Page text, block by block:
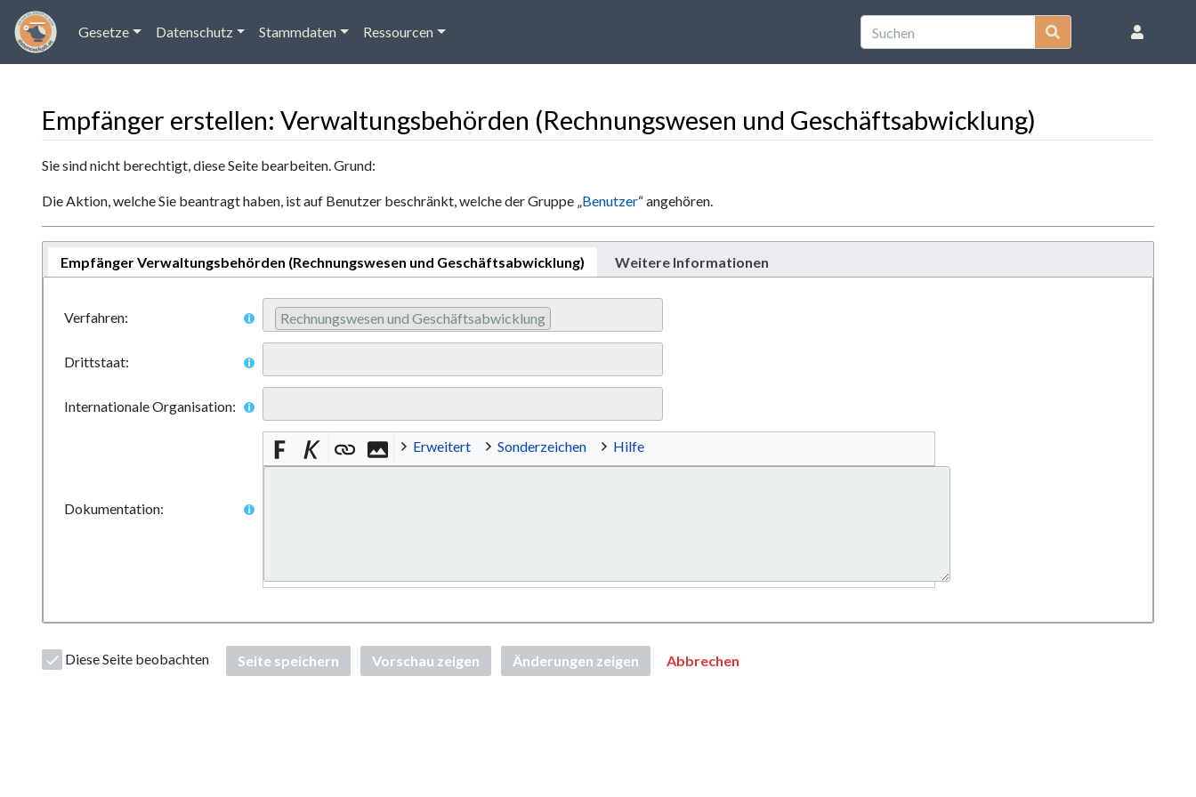
Gesetze Datenschutz Stammdaten Ressourcen
Empfänger erstellen: Verwaltungsbehörden (Rechnungswesen und Geschäftsabwicklung)
Wechseln zu: Navigation ,Suche
Sie sind nicht berechtigt, diese Seite bearbeiten. Grund:
Die Aktion, welche Sie beantragt haben, ist auf Benutzer beschränkt, welche der Gruppe „Benutzer“ angehören.
Empfänger Verwaltungsbehörden (Rechnungswesen und Geschäftsabwicklung) Weitere Informationen
Verfahren: Rechnungswesen und Geschäftsabwicklung
Drittstaat:
Internationale Organisation:
Dokumentation:
Erweitert Sonderzeichen Hilfe
Diese Seite beobachten Seite speichern Vorschau zeigen Änderungen zeigen Abbrechen